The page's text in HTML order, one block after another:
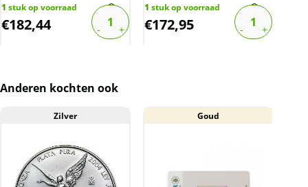
factuur vermeld worden. De prijs op de
website is inclusief btw
1 stuk op voorraad
€182,44
1 stuk op voorraad
€172,95
Anderen kochten ook
Zilver Goud